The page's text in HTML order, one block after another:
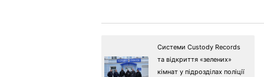
Системи Custody Records
та відкриття «зелених»
кімнат у підрозділах поліції